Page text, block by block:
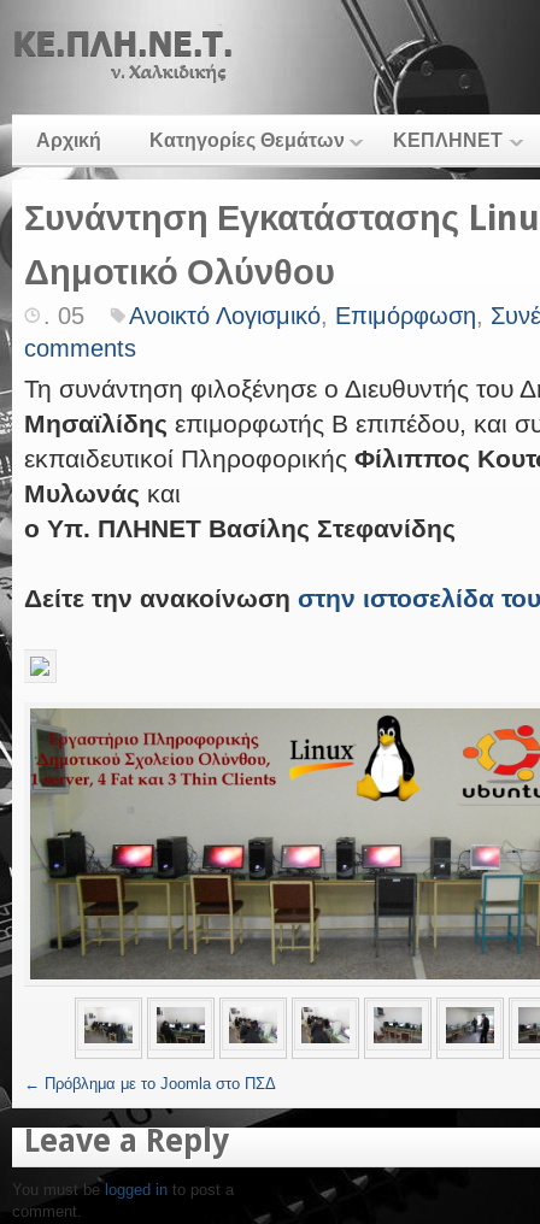
Αρχική Κατηγορίες Θεμάτων ΚΕΠΛΗΝΕΤ
Συνάντηση Εγκατάστασης
Δημοτικό Ολύνθου
. 05 Ανοικτό Λογισμικό, Επιμόρφωση,
comments
Τη συνάντηση φιλοξένησε ο Διευθυντής του
Μησαϊλίδης επιμορφωτής Β επιπέδου, και
εκπαιδευτικοί Πληροφορικής Φίλιππος
Μυλωνάς και
ο Υπ. ΠΛΗΝΕΤ Βασίλης Στεφανίδης
Δείτε την ανακοίνωση στην ιστοσελίδα
← Πρόβλημα με το Joomla στο ΠΣΔ
Leave a Reply
You must be logged in to post a
comment.